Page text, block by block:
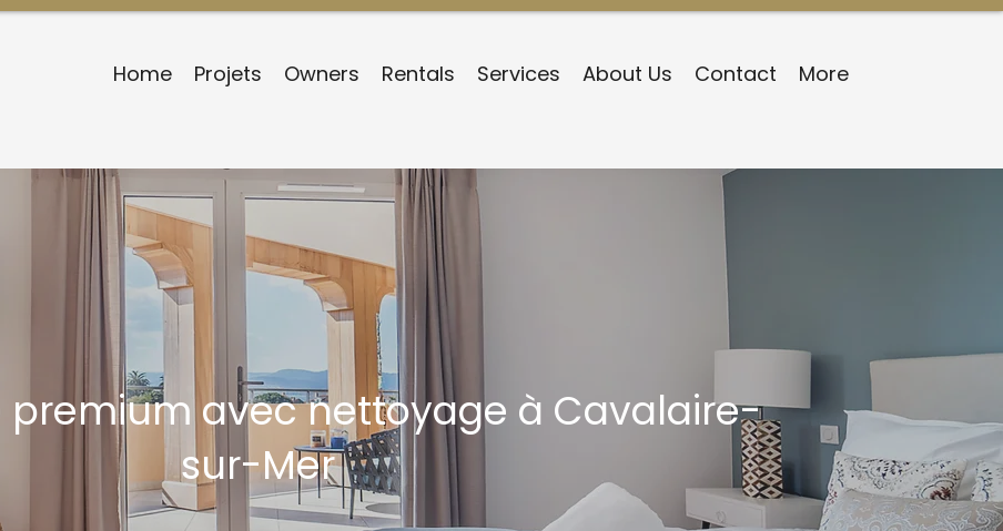
Home Projets Owners Rentals Services About Us Contact More
premium avec nettoyage à Cavalaire-
sur-Mer